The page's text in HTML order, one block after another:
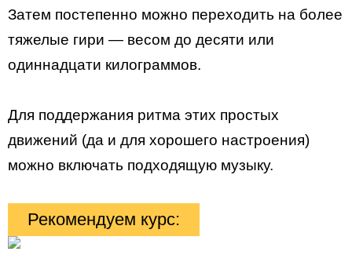
Затем постепенно можно переходить на более
тяжелые гири — весом до десяти или
одиннадцати килограммов.
Для поддержания ритма этих простых
движений (да и для хорошего настроения)
можно включать подходящую музыку.
Рекомендуем курс: